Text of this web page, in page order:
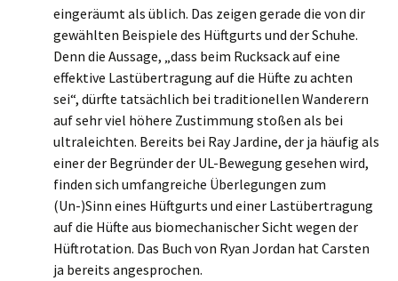
eingeräumt als üblich. Das zeigen gerade die von dir
gewählten Beispiele des Hüftgurts und der Schuhe.
Denn die Aussage, „dass beim Rucksack auf eine
effektive Lastübertragung auf die Hüfte zu achten
sei“, dürfte tatsächlich bei traditionellen Wanderern
auf sehr viel höhere Zustimmung stoßen als bei
ultraleichten. Bereits bei Ray Jardine, der ja häufig als
einer der Begründer der UL-Bewegung gesehen wird,
finden sich umfangreiche Überlegungen zum
(Un-)Sinn eines Hüftgurts und einer Lastübertragung
auf die Hüfte aus biomechanischer Sicht wegen der
Hüftrotation. Das Buch von Ryan Jordan hat Carsten
ja bereits angesprochen.